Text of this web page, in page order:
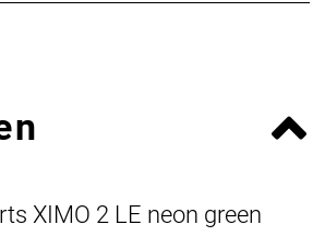
XIMO 2 LE neon green